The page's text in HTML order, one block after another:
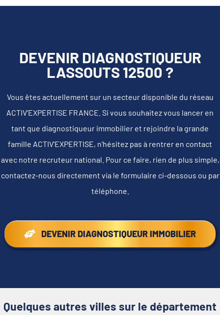
DEVENIR DIAGNOSTIQUEUR
LASSOUTS 12500 ?
Vous êtes actuellement sur un secteur disponible du réseau
ACTIV'EXPERTISE FRANCE. Si vous souhaitez vous lancer en
tant que diagnostiqueur immobilier et rejoindre la grande
famille ACTIV'EXPERTISE, n'hésitez pas à rentrer en contact
avec notre recruteur national. Pour ce faire, rien de plus simple,
contactez-nous directement via le formulaire ci-dessous ou par
téléphone.
DEVENIR DIAGNOSTIQUEUR IMMOBILIER
Quelques autres villes sur le département